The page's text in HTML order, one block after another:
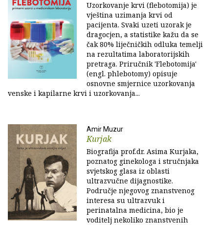
Uzorkovanje krvi (flebotomija) je
vještina uzimanja krvi od
pacijenta. Svaki uzeti uzorak je
dragocjen, a statistike kažu da se
čak 80% liječničkih odluka temelji
na rezultatima laboratorijskih
pretraga. Priručnik 'Flebotomija'
(engl. phlebotomy) opisuje
osnovne smjernice uzorkovanja
venske i kapilarne krvi i uzorkovanja...
Amir Muzur
Kurjak
Biografija prof.dr. Asima Kurjaka,
poznatog ginekologa i stručnjaka
svjetskog glasa iz oblasti
ultrazvučne dijagnostike.
Područje njegovog znanstvenog
interesa su ultrazvuk i
perinatalna medicina, bio je
voditelj nekoliko znanstvenih